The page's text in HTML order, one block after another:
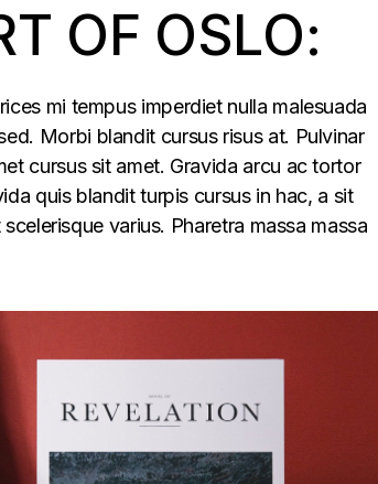
OF OSLO:
mi tempus imperdiet nulla malesuada
Morbi blandit cursus risus at. Pulvinar
cursus sit amet. Gravida arcu ac tortor
quis blandit turpis cursus in hac, a sit
varius. Pharetra massa massa